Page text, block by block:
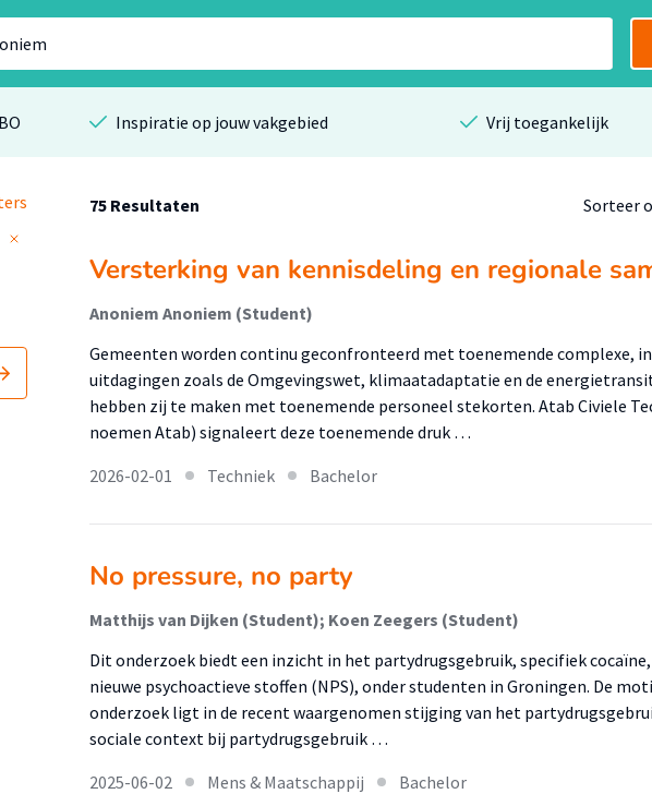
Inspiratie op jouw vakgebied Vrij toegankelijk
75 Resultaten Sorteer
Versterking van kennisdeling en regionale
Anoniem Anoniem (Student)
Gemeenten worden continu geconfronteerd met toenemende complexe,
uitdagingen zoals de Omgevingswet, klimaatadaptatie en de
hebben zij te maken met toenemende personeel stekorten. Atab Civiele
noemen Atab) signaleert deze toenemende druk …
2026-02-01
Techniek Bachelor
No pressure, no party
Matthijs van Dijken (Student); Koen Zeegers (Student)
Dit onderzoek biedt een inzicht in het partydrugsgebruik, specifiek cocaïne,
nieuwe psychoactieve stoffen (NPS), onder studenten in Groningen. De
onderzoek ligt in de recent waargenomen stijging van het
sociale context bij partydrugsgebruik …
2025-06-02
Mens & Maatschappij Bachelor